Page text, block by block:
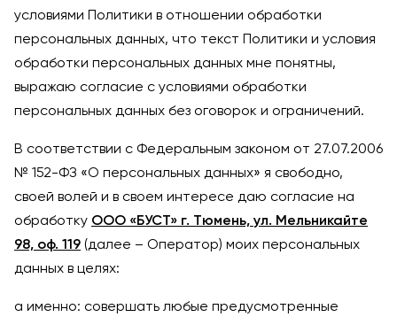
условиями
Политики в отношении обработки
персональных данных, что текст Политики и условия
обработки персональных данных мне понятны,
выражаю согласие с условиями обработки
персональных данных без оговорок и ограничений.
В соответствии с Федеральным законом от 27.07.2006
№ 152-ФЗ «О персональных данных» я свободно,
своей волей и в своем интересе даю согласие на
обработку ООО «БУСТ» г. Тюмень, ул. Мельникайте
98, оф. 119 (далее – Оператор) моих персональных
данных в целях:
а именно: совершать любые предусмотренные